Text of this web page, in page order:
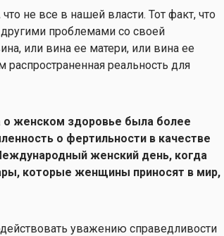
не все в нашей власти. Тот факт, что
проблемами со своей
или вина ее матери, или вина ее
реальность для
женском здоровье была более
о фертильности в качестве
женский день, когда
которые женщины приносят в мир,
уважению справедливости